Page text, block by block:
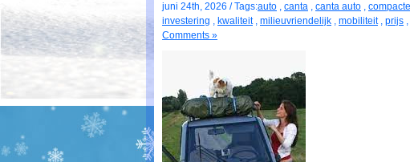
juni 24th, 2026 / Tags:auto , canta , canta auto ,
investering , kwaliteit, milieuvriendelijk , mobiliteit, prijs ,
Comments »